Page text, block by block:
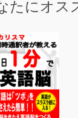
ると、ある日、
った弁護士の
人だという二人
送っていた彼女
ヴァイオレット
たにオス